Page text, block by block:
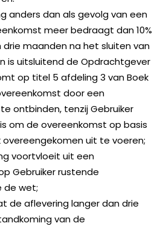
anders dan als gevolg van een
meer bedraagt dan 10%
maanden na het sluiten van
is uitsluitend de Opdrachtgever
op titel 5 afdeling 3 van Boek
door een
ontbinden, tenzij Gebruiker
om de overeenkomst op basis
overeengekomen uit te voeren;
voortvloeit uit een
Gebruiker rustende
de wet;
de aflevering langer dan drie
van de